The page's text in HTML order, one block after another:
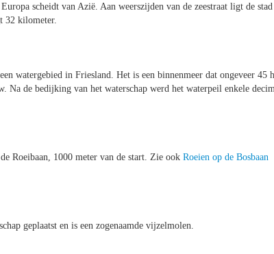
scheidt van Azië. Aan weerszijden van de zeestraat ligt de
32 kilometer.
watergebied in Friesland. Het is een binnenmeer dat ongeveer 45
Na de bedijking van het waterschap werd het waterpeil enkele
Roeibaan, 1000 meter van de start. Zie ook Roeien op de Bosbaan
geplaatst en is een zogenaamde vijzelmolen.